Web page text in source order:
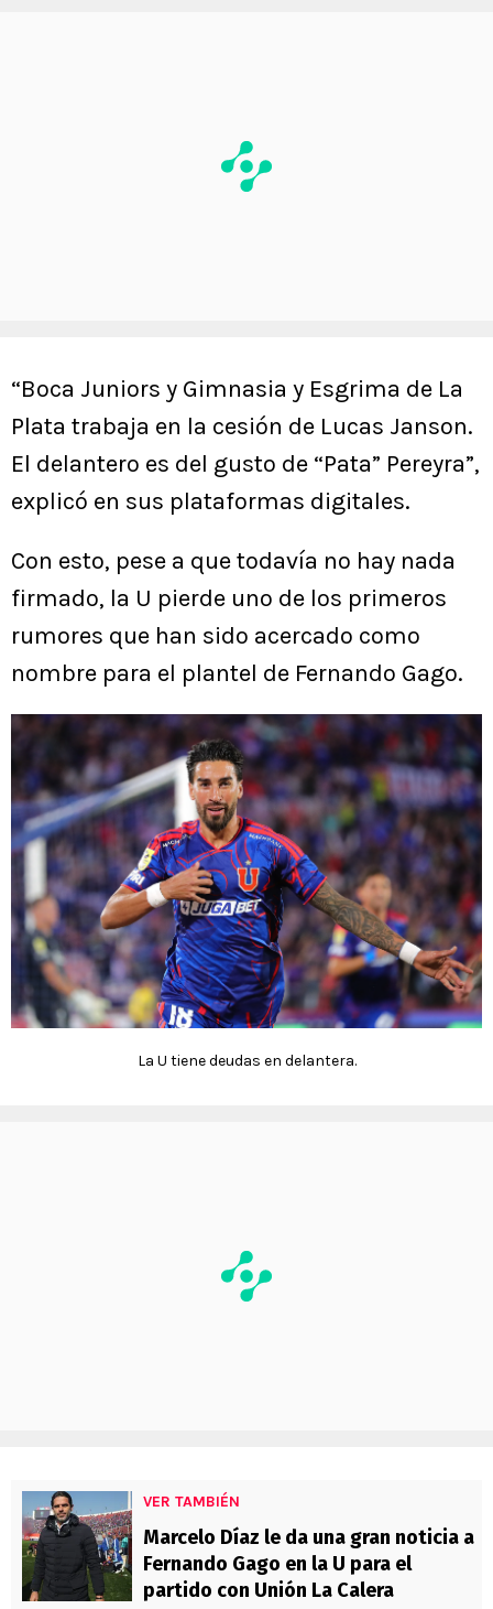
“Boca Juniors y Gimnasia y Esgrima de La
Plata trabaja en la cesión de Lucas Janson.
El delantero es del gusto de “Pata” Pereyra”,
explicó en sus plataformas digitales.
Con esto, pese a que todavía no hay nada
firmado, la U pierde uno de los primeros
rumores que han sido acercado como
nombre para el plantel de Fernando Gago.
La U tiene deudas en delantera.
VER TAMBIÉN
Marcelo Díaz le da una gran noticia a
Fernando Gago en la U para el
partido con Unión La Calera